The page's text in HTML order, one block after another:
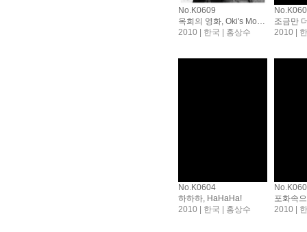
No.K0609
옥희의 영화, Oki's Movie
2010 | 한국 | 홍상수
2010 |
No.K0604
하하하, HaHaHa!
2010 | 한국 | 홍상수
2010 |